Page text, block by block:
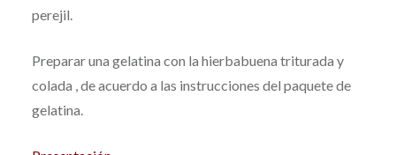
perejil.
Preparar una gelatina con la hierbabuena triturada y
colada , de acuerdo a las instrucciones del paquete de
gelatina.